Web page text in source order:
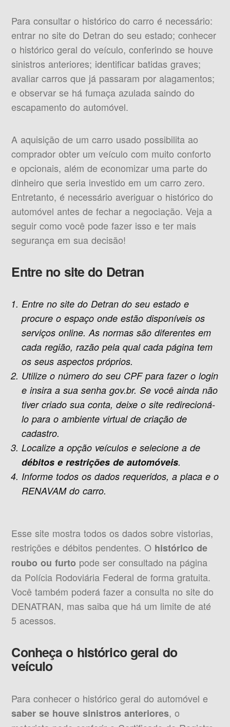
Para consultar o histórico do carro é necessário:
entrar no site do Detran do seu estado; conhecer
o histórico geral do veículo, conferindo se houve
sinistros anteriores; identificar batidas graves;
avaliar carros que já passaram por alagamentos;
e observar se há fumaça azulada saindo do
escapamento do automóvel.
A aquisição de um carro usado possibilita ao
comprador obter um veículo com muito conforto
e opcionais, além de economizar uma parte do
dinheiro que seria investido em um carro zero.
Entretanto, é necessário averiguar o histórico do
automóvel antes de fechar a negociação. Veja a
seguir como você pode fazer isso e ter mais
segurança em sua decisão!
Entre no site do Detran
Entre no site do Detran do seu estado e
procure o espaço onde estão disponíveis os
serviços online. As normas são diferentes em
cada região, razão pela qual cada página tem
os seus aspectos próprios.
Utilize o número do seu CPF para fazer o login
e insira a sua senha gov.br. Se você ainda não
tiver criado sua conta, deixe o site redirecioná-
lo para o ambiente virtual de criação de
cadastro.
Localize a opção veículos e selecione a de
débitos e restrições de automóveis.
Informe todos os dados requeridos, a placa e o
RENAVAM do carro.
Esse site mostra todos os dados sobre vistorias,
restrições e débitos pendentes. O histórico de
roubo ou furto pode ser consultado na página
da Polícia Rodoviária Federal de forma gratuita.
Você também poderá fazer a consulta no site do
DENATRAN, mas saiba que há um limite de até
5 acessos.
Conheça o histórico geral do
veículo
Para conhecer o histórico geral do automóvel e
saber se houve sinistros anteriores, o